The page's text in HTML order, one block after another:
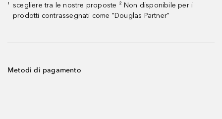
¹
scegliere tra le nostre proposte ² Non disponibile per i
prodotti contrassegnati come "Douglas Partner"
Metodi di pagamento